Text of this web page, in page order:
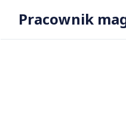
Pracownik